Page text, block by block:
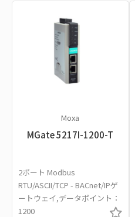
Moxa
MGate 5217I-1200-T
2ポート Modbus
RTU/ASCII/TCP - BACnet/IPゲ
ートウェイ,データポイント：
1200